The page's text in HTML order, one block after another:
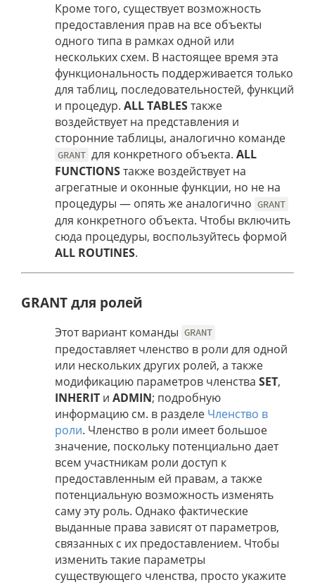
Кроме того, существует возможность
предоставления прав на все объекты
одного типа в рамках одной или
нескольких схем. В настоящее время эта
функциональность поддерживается только
для таблиц, последовательностей, функций
и процедур. ALL TABLESтакже
воздействует на представления и
сторонние таблицы, аналогично команде
GRANT для конкретного объекта.ALL
FUNCTIONSтакже воздействует на
агрегатные и оконные функции, но не на
процедуры — опять же аналогично GRANT
для конкретного объекта. Чтобы включить
сюда процедуры, воспользуйтесь формой
ALL ROUTINES.
GRANT для ролей
Этот вариант команды GRANT
предоставляет членство в роли для одной
или нескольких других ролей, а также
модификацию параметров членства SET,
INHERIT и ADMIN; подробную
информацию см. в разделе Членство в
роли. Членство в роли имеет большое
значение, поскольку потенциально дает
всем участникам роли доступ к
предоставленным ей правам, а также
потенциальную возможность изменять
саму эту роль. Однако фактические
выданные права зависят от параметров,
связанных с их предоставлением. Чтобы
изменить такие параметры
существующего членства, просто укажите